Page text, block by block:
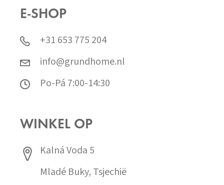
E-SHOP
+31 653 775 204
info@grundhome.nl
Po-Pá 7:00-14:30
WINKEL OP
Kalná Voda 5
Mladé Buky, Tsjechië